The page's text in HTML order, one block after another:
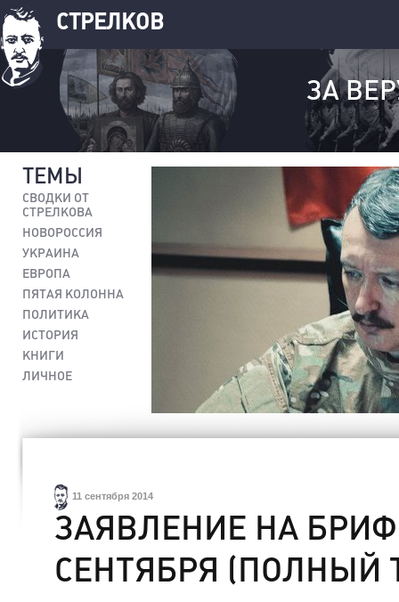
СТРЕЛКОВ
ЗА
ТЕМЫ
СВОДКИ ОТ
СТРЕЛКОВА
НОВОРОССИЯ
УКРАИНА
ЕВРОПА
ПЯТАЯ КОЛОННА
ПОЛИТИКА
ИСТОРИЯ
КНИГИ
ЛИЧНОЕ
11 сентября 2014
ЗАЯВЛЕНИЕ НА
СЕНТЯБРЯ (ПОЛНЫЙ